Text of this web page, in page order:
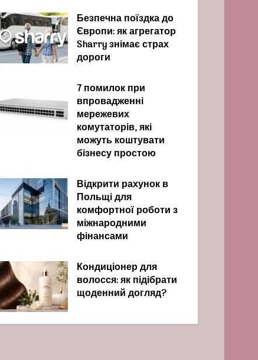
Безпечна поїздка до
Європи: як агрегатор
Sharry знімає страх
дороги
7 помилок при
впровадженні
мережевих
комутаторів, які
можуть коштувати
бізнесу простою
Відкрити рахунок в
Польщі для
комфортної роботи з
міжнародними
фінансами
Кондиціонер для
волосся: як підібрати
щоденний догляд?